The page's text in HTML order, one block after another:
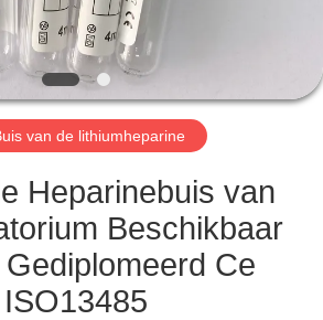
van de lithiumheparine
Heparinebuis van
Beschikbaar
Ce
ISO13485